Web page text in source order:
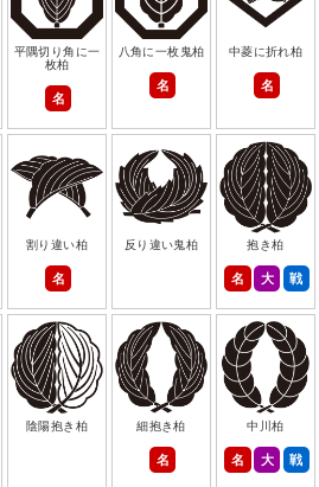
平隅切り角に一
枚柏
名
八角に一枚鬼柏
名
中菱に折れ柏
名
割り違い柏
名
反り違い鬼柏 抱き柏
名 大 戦
陰陽抱き柏 細抱き柏
名
中川柏
名 大 戦